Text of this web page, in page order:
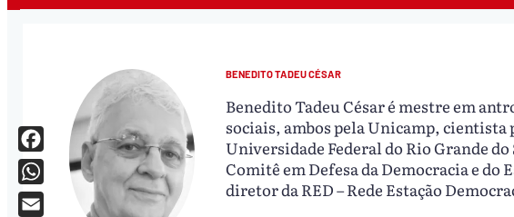
BENEDITO TADEU CÉSAR
Benedito Tadeu César é mestre em
sociais, ambos pela Unicamp,
Universidade Federal do Rio Grande
Comitê em Defesa da Democracia e do
diretor da RED – Rede Estação
Facebook
WhatsApp